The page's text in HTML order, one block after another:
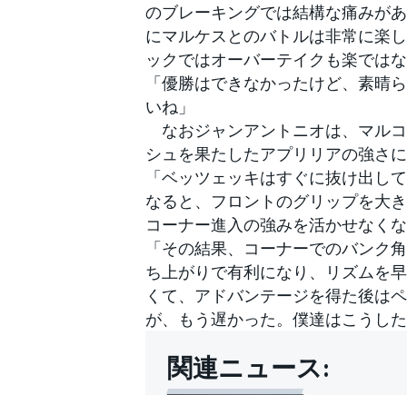
のブレーキングでは結構な痛みが
にマルケスとのバトルは非常に楽
ックではオーバーテイクも楽では
「優勝はできなかったけど、素晴
いね」
なおジャンアントニオは、マル
シュを果たしたアプリリアの強さ
「ベッツェッキはすぐに抜け出し
なると、フロントのグリップを大
コーナー進入の強みを活かせなく
「その結果、コーナーでのバンク
ち上がりで有利になり、リズムを
くて、アドバンテージを得た後は
が、もう遅かった。僕達はこうし
関連ニュース: